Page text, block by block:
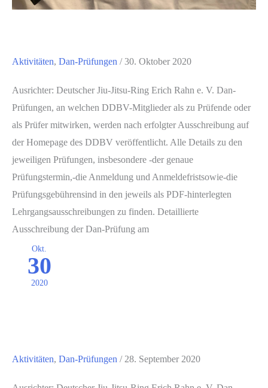
Aktivitäten, Dan-Prüfungen /30. Oktober 2020
Ausrichter: Deutscher Jiu-Jitsu-Ring Erich Rahn e. V. Dan-
Prüfungen, an welchen DDBV-Mitglieder als zu Prüfende oder
als Prüfer mitwirken, werden nach erfolgter Ausschreibung auf
der Homepage des DDBV veröffentlicht. Alle Details zu den
jeweiligen Prüfungen, insbesondere -der genaue
Prüfungstermin,-die Anmeldung und Anmeldefristsowie-die
Prüfungsgebührensind in den jeweils als PDF-hinterlegten
Lehrgangsausschreibungen zu finden. Detaillierte
Ausschreibung der Dan-Prüfung am
Okt.
30
2020
Aktivitäten, Dan-Prüfungen / 28. September 2020